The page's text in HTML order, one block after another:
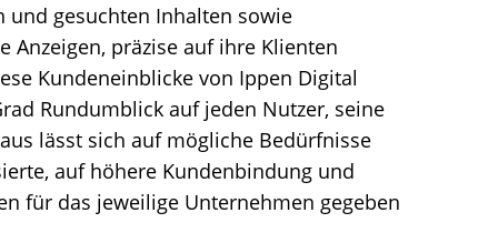
und gesuchten Inhalten sowie
Anzeigen, präzise auf ihre Klienten
Kundeneinblicke von Ippen Digital
Rundumblick auf jeden Nutzer, seine
lässt sich auf mögliche Bedürfnisse
auf höhere Kundenbindung und
für das jeweilige Unternehmen gegeben